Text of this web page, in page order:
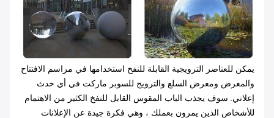
يمكن للعناصر الترويجية القابلة للنفخ استخدامها في مراسم الافتتاح
والمعرض ومعرض السلع والترويج للسوبر ماركت في أي حدث
إعلاني. سوف يجذب الباب المقوس القابل للنفخ الكثير من الاهتمام
للأشخاص الذين يمرون بعملك ، وهي فكرة جيدة عن الإعلانات